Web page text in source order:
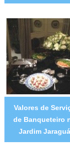
Valores de
de Banqueteiro
Jardim Jaraguá